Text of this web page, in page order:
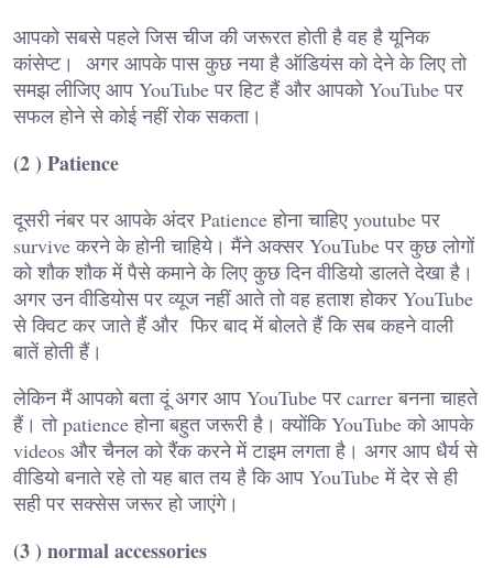
आपको सबसे पहले जिस चीज की जरूरत होती है वह है यूनिक
कांसेप्ट। अगर आपके पास कुछ नया है ऑडियंस को देने के लिए तो
समझ लीजिए आप YouTube पर हिट हैं और आपको YouTube पर
सफल होने से कोई नहीं रोक सकता।
(2 ) Patience
दूसरी नंबर पर आपके अंदर Patience होना चाहिए youtube पर
survive करने के होनी चाहिये। मैंने अक्सर YouTube पर कुछ लोगों
को शौक शौक में पैसे कमाने के लिए कुछ दिन वीडियो डालते देखा है।
अगर उन वीडियोस पर व्यूज नहीं आते तो वह हताश होकर YouTube
से क्विट कर जाते हैं और फिर बाद में बोलते हैं कि सब कहने वाली
बातें होती हैं।
लेकिन मैं आपको बता दूं अगर आप YouTube पर carrer बनना चाहते
हैं। तो patience होना बहुत जरूरी है। क्योंकि YouTube को आपके
videos और चैनल को रैंक करने में टाइम लगता है। अगर आप धैर्य से
वीडियो बनाते रहे तो यह बात तय है कि आप YouTube में देर से ही
सही पर सक्सेस जरूर हो जाएंगे।
(3 ) normal accessories